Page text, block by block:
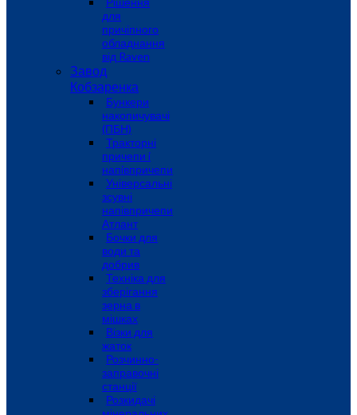
для
причіпного
обладнання
від Raven
Завод
Кобзаренка
Бункери
накопичувачі
(ПБН)
Тракторні
причепи i
напiвпричепи
Універсальні
зсувні
напівпричепи
Атлант
Бочки для
води та
добрив
Техніка для
зберігання
зерна в
мішках
Візки для
жаток
Розчинно-
заправочні
станції
Розкидачі